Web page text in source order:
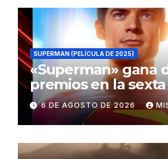
SUPERMAN (PELÍCULA DE 2025)
«Superman» gana
premios en la
de los Critics
Awards
6 DE AGOSTO DE 2026